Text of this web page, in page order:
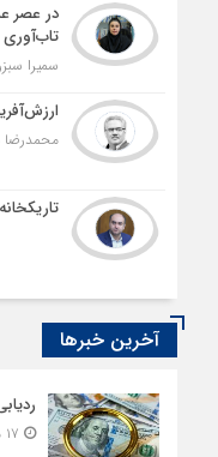
در عصر
سمیرا
محمدرضا
آخرین خبرها